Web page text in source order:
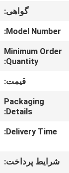
کیفیت
تماس
گواهی:
Model Number:
Minimum Order
Quantity:
قیمت:
Packaging
Details:
Delivery Time:
شرایط پرداخت: